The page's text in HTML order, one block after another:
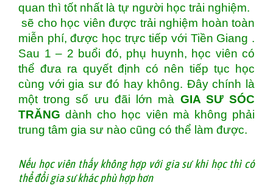
quan thì tốt nhất là tự người học trải nghiệm.
sẽ cho học viên được trải nghiệm hoàn toàn
miễn phí, được học trực tiếp với Tiền Giang .
Sau 1 – 2 buổi đó, phụ huynh, học viên có
thể đưa ra quyết định có nên tiếp tục học
cùng với gia sư đó hay không. Đây chính là
một trong số ưu đãi lớn mà GIA SƯ SÓC
TRĂNGdành cho học viên mà không phải
trung tâm gia sư nào cũng có thể làm được.
Nếu học viên thấy không hợp với gia sư khi học thì có
thể đổi gia sư khác phù hợp hơn